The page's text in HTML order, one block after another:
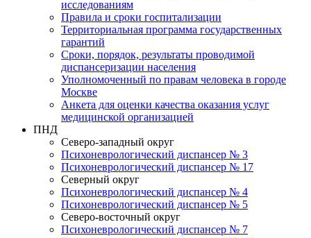
исследованиям
Правила и сроки госпитализации
Территориальная программа государственных
гарантий
Сроки, порядок, результаты проводимой
диспансеризации населения
Уполномоченный по правам человека в городе
Москве
Анкета для оценки качества оказания услуг
медицинской организацией
ПНД
Северо-западный округ
Психоневрологический диспансер № 3
Психоневрологический диспансер № 17
Северный округ
Психоневрологический диспансер № 4
Психоневрологический диспансер № 5
Северо-восточный округ
Психоневрологический диспансер № 7